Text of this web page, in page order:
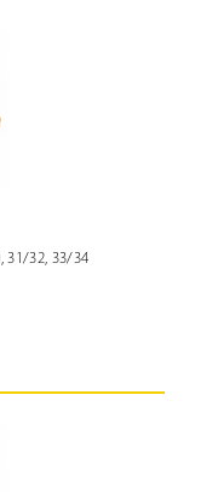
31/32, 33/34